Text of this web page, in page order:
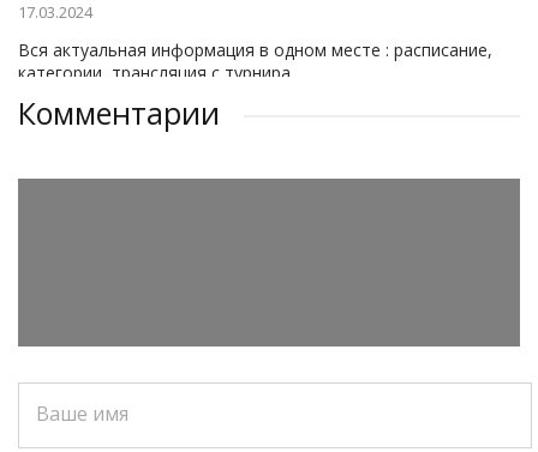
17.03.2024
Вся актуальная информация в одном месте : расписание,
категории, трансляция с турнира
Комментарии
Ваше имя